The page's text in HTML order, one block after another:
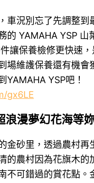
車況別忘了先調整到
的 YAMAHA YSP 山
讓保養檢修更快速
場維護保養還有機會
YAMAHA YSP吧！
gx6LE
漫夢幻花海等
金砂里，透過農村再
的農村因為花旗木的
不可錯過的賞花點。